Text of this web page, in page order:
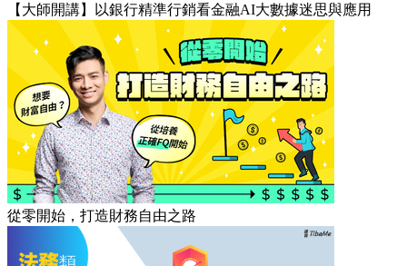
【大師開講】以銀行精準行銷看金融AI大數據迷思與應用
從零開始，打造財務自由之路